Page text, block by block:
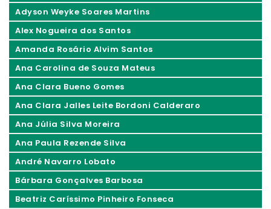
Adyson Weyke Soares Martins
Alex Nogueira dos Santos
Amanda Rosário Alvim Santos
Ana Carolina de Souza Mateus
Ana Clara Bueno Gomes
Ana Clara Jalles Leite Bordoni Calderaro
Ana Júlia Silva Moreira
Ana Paula Rezende Silva
André Navarro Lobato
Bárbara Gonçalves Barbosa
Beatriz Caríssimo Pinheiro Fonseca